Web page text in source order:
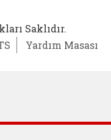
Saklıdır.
Yardım Masası